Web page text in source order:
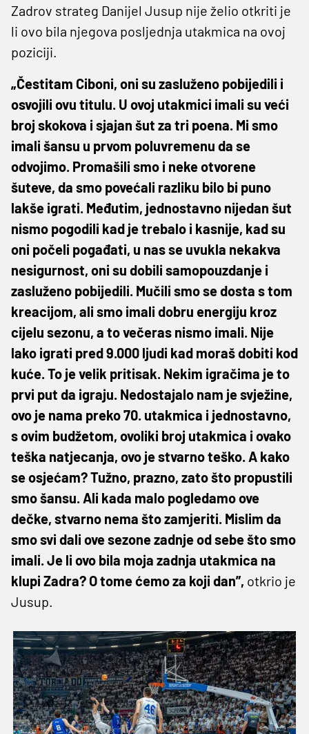
Zadrov strateg Danijel Jusup nije želio otkriti je
li ovo bila njegova posljednja utakmica na ovoj
poziciji.
„Čestitam Ciboni, oni su zasluženo pobijedili i
osvojili ovu titulu. U ovoj utakmici imali su veći
broj skokova i sjajan šut za tri poena. Mi smo
imali šansu u prvom poluvremenu da se
odvojimo. Promašili smo i neke otvorene
šuteve, da smo povećali razliku bilo bi puno
lakše igrati. Međutim, jednostavno nijedan šut
nismo pogodili kad je trebalo i kasnije, kad su
oni počeli pogađati, u nas se uvukla nekakva
nesigurnost, oni su dobili samopouzdanje i
zasluženo pobijedili. Mučili smo se dosta s tom
kreacijom, ali smo imali dobru energiju kroz
cijelu sezonu, a to večeras nismo imali. Nije
lako igrati pred 9.000 ljudi kad moraš dobiti kod
kuće. To je velik pritisak. Nekim igračima je to
prvi put da igraju. Nedostajalo nam je svježine,
ovo je nama preko 70. utakmica i jednostavno,
s ovim budžetom, ovoliki broj utakmica i ovako
teška natjecanja, ovo je stvarno teško. A kako
se osjećam? Tužno, prazno, zato što propustili
smo šansu. Ali kada malo pogledamo ove
dečke, stvarno nema što zamjeriti. Mislim da
smo svi dali ove sezone zadnje od sebe što smo
imali. Je li ovo bila moja zadnja utakmica na
klupi Zadra? O tome ćemo za koji dan”, otkrio je
Jusup.